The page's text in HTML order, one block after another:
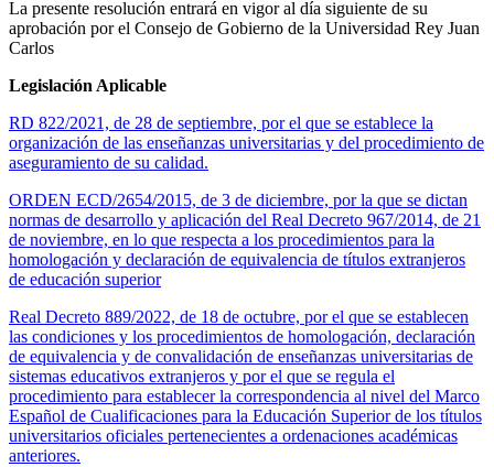
La presente resolución entrará en vigor al día siguiente de su
aprobación por el Consejo de Gobierno de la Universidad Rey Juan
Carlos
Legislación Aplicable
RD 822/2021, de 28 de septiembre, por el que se establece la
organización de las enseñanzas universitarias y del procedimiento de
aseguramiento de su calidad.
ORDEN ECD/2654/2015, de 3 de diciembre, por la que se dictan
normas de desarrollo y aplicación del Real Decreto 967/2014, de 21
de noviembre, en lo que respecta a los procedimientos para la
homologación y declaración de equivalencia de títulos extranjeros
de educación superior
Real Decreto 889/2022, de 18 de octubre, por el que se establecen
las condiciones y los procedimientos de homologación, declaración
de equivalencia y de convalidación de enseñanzas universitarias de
sistemas educativos extranjeros y por el que se regula el
procedimiento para establecer la correspondencia al nivel del Marco
Español de Cualificaciones para la Educación Superior de los títulos
universitarios oficiales pertenecientes a ordenaciones académicas
anteriores.